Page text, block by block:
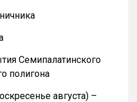
Семипалатинского
полигона
августа) –